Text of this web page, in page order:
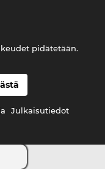
Julkaisutiedot
pidätetään.